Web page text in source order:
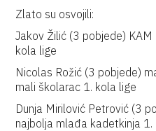
Zlato su osvojili:
Jakov Žilić (3 pobjede)
kola lige
Nicolas Rožić (3 pobjede)
mali školarac 1. kola lige
Dunja Mirilović Petrović (3
najbolja mlađa kadetkinja 1.